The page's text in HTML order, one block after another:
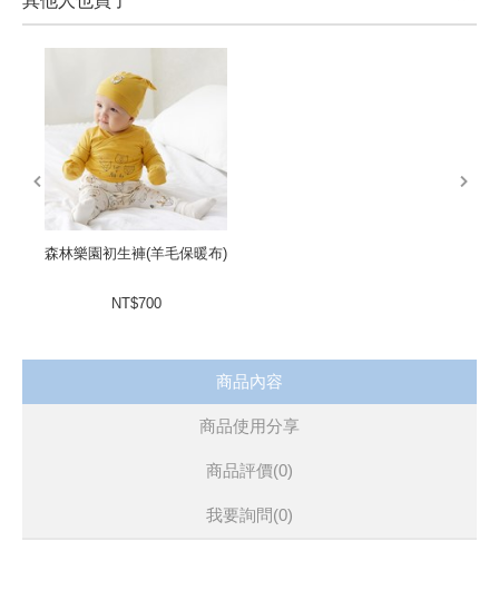
森林樂園初生褲(羊毛保暖布)
NT$700
商品內容
商品使用分享
商品評價(0)
我要詢問(0)